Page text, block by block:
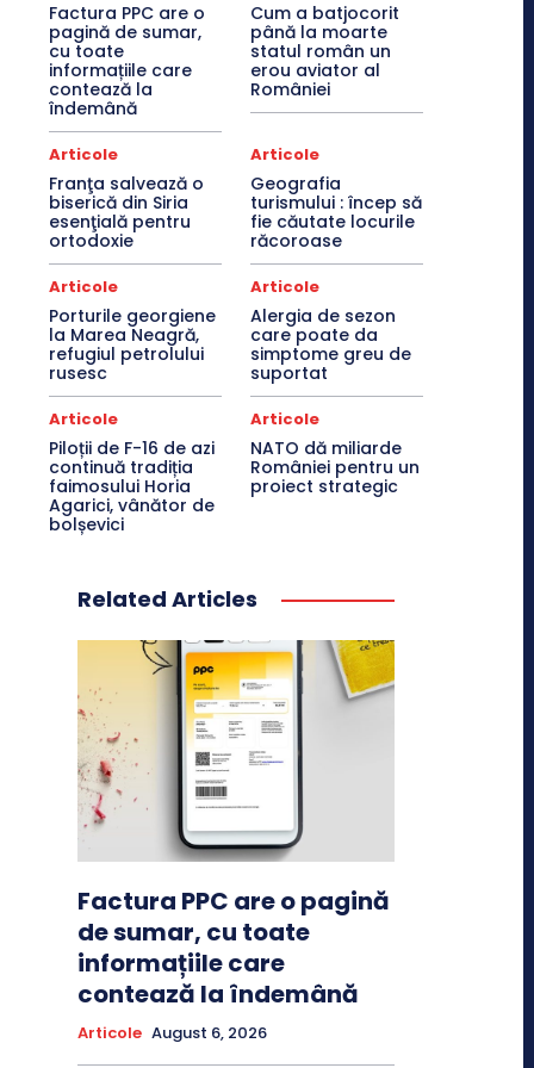
Factura PPC are o
pagină de sumar,
cu toate
informațiile care
contează la
îndemână
Cum a batjocorit
până la moarte
statul român un
erou aviator al
României
Articole
Franţa salvează o
biserică din Siria
esenţială pentru
ortodoxie
Articole
Geografia
turismului : încep să
fie căutate locurile
răcoroase
Articole
Porturile georgiene
la Marea Neagră,
refugiul petrolului
rusesc
Articole
Alergia de sezon
care poate da
simptome greu de
suportat
Articole
Piloții de F-16 de azi
continuă tradiția
faimosului Horia
Agarici, vânător de
bolșevici
Articole
NATO dă miliarde
României pentru un
proiect strategic
Related Articles
Factura PPC are o pagină
de sumar, cu toate
informațiile care
contează la îndemână
Articole August 6, 2026